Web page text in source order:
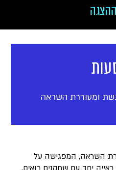
ומעוררת השראה
השראה, המפגישה על